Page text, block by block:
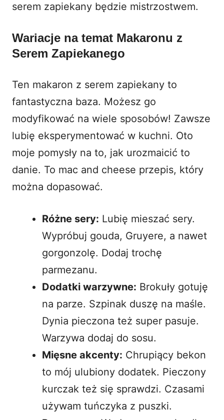
serem zapiekany będzie mistrzostwem.
Wariacje na temat Makaronu z
Serem Zapiekanego
Ten makaron z serem zapiekany to
fantastyczna baza. Możesz go
modyfikować na wiele sposobów! Zawsze
lubię eksperymentować w kuchni. Oto
moje pomysły na to, jak urozmaicić to
danie. To mac and cheese przepis, który
można dopasować.
Różne sery: Lubię mieszać sery.
Wypróbuj gouda, Gruyere, a nawet
gorgonzolę. Dodaj trochę
parmezanu.
Dodatki warzywne: Brokuły gotuję
na parze. Szpinak duszę na maśle.
Dynia pieczona też super pasuje.
Warzywa dodaj do sosu.
Mięsne akcenty: Chrupiący bekon
to mój ulubiony dodatek. Pieczony
kurczak też się sprawdzi. Czasami
używam tuńczyka z puszki.